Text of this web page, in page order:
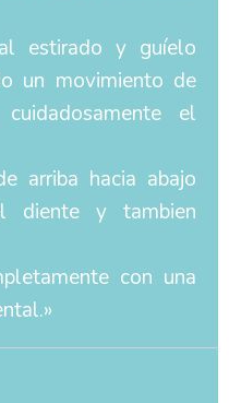
estirado y guíelo
un movimiento de
cuidadosamente el
arriba hacia abajo
diente y tambien
con una